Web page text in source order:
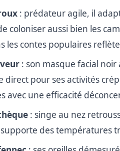
: prédateur agile, il
coloniser aussi bien les
les contes populaires
: son masque facial
direct pour ses activités
avec une efficacité
: singe au nez
des températures